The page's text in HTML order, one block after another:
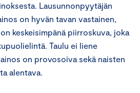
Lausunnonpyytäjän
on hyvän tavan vastainen,
keskeisimpänä piirroskuva, joka
Taulu ei liene
on provosoiva sekä naisten
alentava.